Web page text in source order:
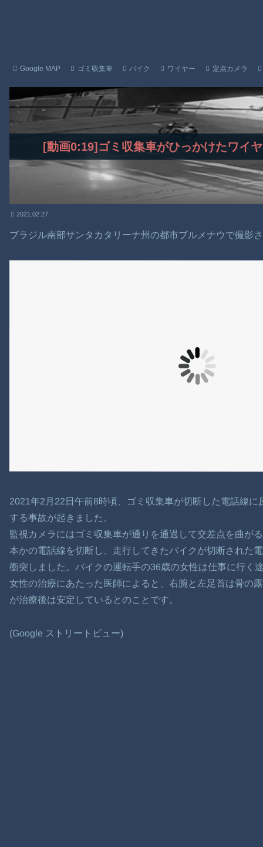
Google MAP ゴミ収集車 バイク ワイヤー 定点カメラ
[動画0:19]ゴミ収集車がひっかけたワイ
2021.02.27
ブラジル南部サンタカタリーナ州の都市ブルメナウで撮影
2021年2月22日午前8時頃、ゴミ収集車が切断した電話線
する事故が起きました。
監視カメラにはゴミ収集車が通りを通過して交差点を曲が
本かの電話線を切断し、走行してきたバイクが切断された
衝突しました。バイクの運転手の36歳の女性は仕事に行く
女性の治療にあたった医師によると、右腕と左足首は骨の
が治療後は安定しているとのことです。
(Google ストリートビュー)